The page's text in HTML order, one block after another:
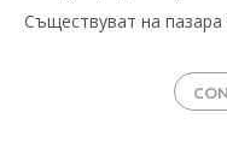
Съществуват на